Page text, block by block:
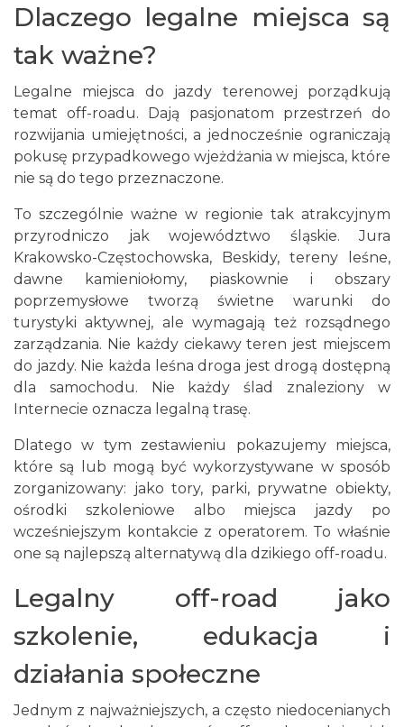
Dlaczego legalne miejsca są
tak ważne?
Legalne miejsca do jazdy terenowej porządkują
temat off-roadu. Dają pasjonatom przestrzeń do
rozwijania umiejętności, a jednocześnie ograniczają
pokusę przypadkowego wjeżdżania w miejsca, które
nie są do tego przeznaczone.
To szczególnie ważne w regionie tak atrakcyjnym
przyrodniczo jak województwo śląskie. Jura
Krakowsko-Częstochowska, Beskidy, tereny leśne,
dawne kamieniołomy, piaskownie i obszary
poprzemysłowe tworzą świetne warunki do
turystyki aktywnej, ale wymagają też rozsądnego
zarządzania. Nie każdy ciekawy teren jest miejscem
do jazdy. Nie każda leśna droga jest drogą dostępną
dla samochodu. Nie każdy ślad znaleziony w
Internecie oznacza legalną trasę.
Dlatego w tym zestawieniu pokazujemy miejsca,
które są lub mogą być wykorzystywane w sposób
zorganizowany: jako tory, parki, prywatne obiekty,
ośrodki szkoleniowe albo miejsca jazdy po
wcześniejszym kontakcie z operatorem. To właśnie
one są najlepszą alternatywą dla dzikiego off-roadu.
Legalny off-road jako
szkolenie, edukacja i
działania społeczne
Jednym z najważniejszych, a często niedocenianych